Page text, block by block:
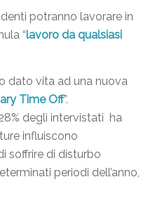
potranno lavorare in
“lavoro da qualsiasi
dato vita ad una nuova
Time Off”.
degli intervistati ha
influiscono
soffrire di disturbo
periodi dell’anno,